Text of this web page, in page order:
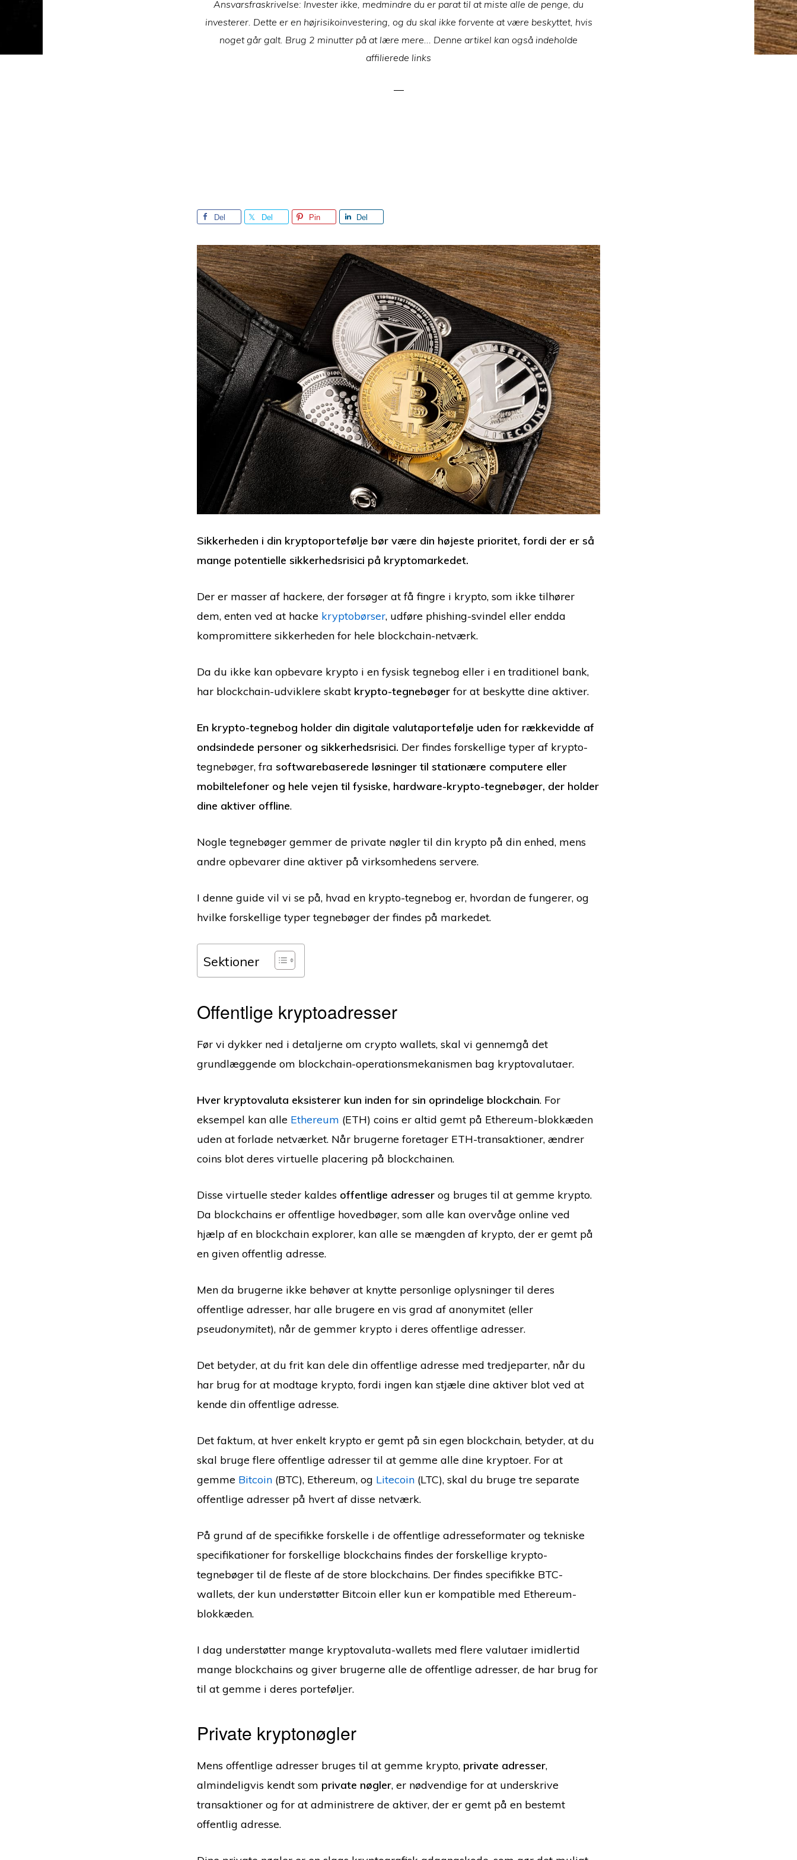
Ansvarsfraskrivelse: Invester ikke, medmindre du er parat til at miste alle de penge, du
investerer. Dette er en højrisikoinvestering, og du skal ikke forvente at være beskyttet, hvis
noget går galt. Brug 2 minutter på at lære mere... Denne artikel kan også indeholde
affilierede links
Del Del Pin Del
Sikkerheden i din kryptoportefølje bør være din højeste prioritet, fordi der er så
mange potentielle sikkerhedsrisici på kryptomarkedet.
Der er masser af hackere, der forsøger at få fingre i krypto, som ikke tilhører
dem, enten ved at hacke kryptobørser, udføre phishing-svindel eller endda
kompromittere sikkerheden for hele blockchain-netværk.
Da du ikke kan opbevare krypto i en fysisk tegnebog eller i en traditionel bank,
har blockchain-udviklere skabt krypto-tegnebøgerfor at beskytte dine aktiver.
En krypto-tegnebog holder din digitale valutaportefølje uden for rækkevidde af
ondsindede personer og sikkerhedsrisici. Der findes forskellige typer af krypto-
tegnebøger, fra softwarebaserede løsninger til stationære computere eller
mobiltelefoner og hele vejen til fysiske, hardware-krypto-tegnebøger, der holder
dine aktiver offline.
Nogle tegnebøger gemmer de private nøgler til din krypto på din enhed, mens
andre opbevarer dine aktiver på virksomhedens servere.
I denne guide vil vi se på, hvad en krypto-tegnebog er, hvordan de fungerer, og
hvilke forskellige typer tegnebøger der findes på markedet.
Sektioner
Offentlige kryptoadresser
Før vi dykker ned i detaljerne om crypto wallets, skal vi gennemgå det
grundlæggende om blockchain-operationsmekanismen bag kryptovalutaer.
Hver kryptovaluta eksisterer kun inden for sin oprindelige blockchain. For
eksempel kan alle Ethereum (ETH) coins er altid gemt på Ethereum-blokkæden
uden at forlade netværket. Når brugerne foretager ETH-transaktioner, ændrer
coins blot deres virtuelle placering på blockchainen.
Disse virtuelle steder kaldes offentlige adresser og bruges til at gemme krypto.
Da blockchains er offentlige hovedbøger, som alle kan overvåge online ved
hjælp af en blockchain explorer, kan alle se mængden af krypto, der er gemt på
en given offentlig adresse.
Men da brugerne ikke behøver at knytte personlige oplysninger til deres
offentlige adresser, har alle brugere en vis grad af anonymitet (eller
pseudonymitet), når de gemmer krypto i deres offentlige adresser.
Det betyder, at du frit kan dele din offentlige adresse med tredjeparter, når du
har brug for at modtage krypto, fordi ingen kan stjæle dine aktiver blot ved at
kende din offentlige adresse.
Det faktum, at hver enkelt krypto er gemt på sin egen blockchain, betyder, at du
skal bruge flere offentlige adresser til at gemme alle dine kryptoer. For at
gemme Bitcoin (BTC), Ethereum, og Litecoin (LTC), skal du bruge tre separate
offentlige adresser på hvert af disse netværk.
På grund af de specifikke forskelle i de offentlige adresseformater og tekniske
specifikationer for forskellige blockchains findes der forskellige krypto-
tegnebøger til de fleste af de store blockchains. Der findes specifikke BTC-
wallets, der kun understøtter Bitcoin eller kun er kompatible med Ethereum-
blokkæden.
I dag understøtter mange kryptovaluta-wallets med flere valutaer imidlertid
mange blockchains og giver brugerne alle de offentlige adresser, de har brug for
til at gemme i deres porteføljer.
Private kryptonøgler
Mens offentlige adresser bruges til at gemme krypto, private adresser,
almindeligvis kendt som private nøgler, er nødvendige for at underskrive
transaktioner og for at administrere de aktiver, der er gemt på en bestemt
offentlig adresse.